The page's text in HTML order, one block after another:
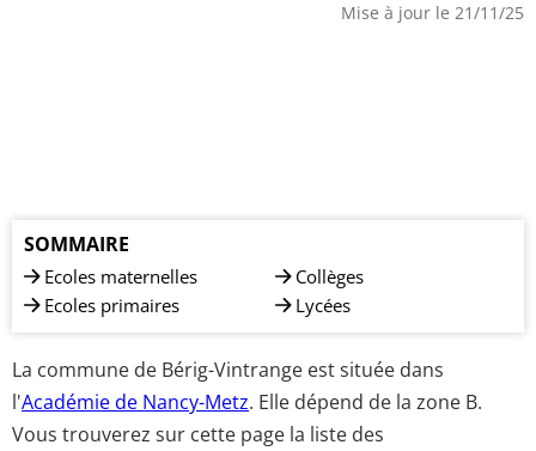
Mise à jour le 21/11/25
SOMMAIRE
Ecoles maternelles
Ecoles primaires
Collèges
Lycées
La commune de Bérig-Vintrange est située dans
l'Académie de Nancy-Metz. Elle dépend de la zone B.
Vous trouverez sur cette page la liste des